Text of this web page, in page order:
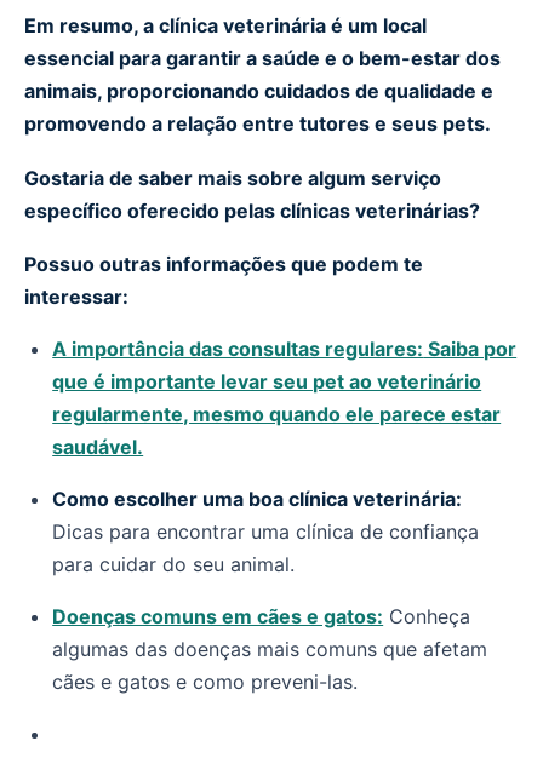
Em resumo, a clínica veterinária é um local
essencial para garantir a saúde e o bem-estar dos
animais, proporcionando cuidados de qualidade e
promovendo a relação entre tutores e seus pets.
Gostaria de saber mais sobre algum serviço
específico oferecido pelas clínicas veterinárias?
Possuo outras informações que podem te
interessar:
A importância das consultas regulares: Saiba por
que é importante levar seu pet ao veterinário
regularmente, mesmo quando ele parece estar
saudável.
Como escolher uma boa clínica veterinária:
Dicas para encontrar uma clínica de confiança
para cuidar do seu animal.
Doenças comuns em cães e gatos: Conheça
algumas das doenças mais comuns que afetam
cães e gatos e como preveni-las.